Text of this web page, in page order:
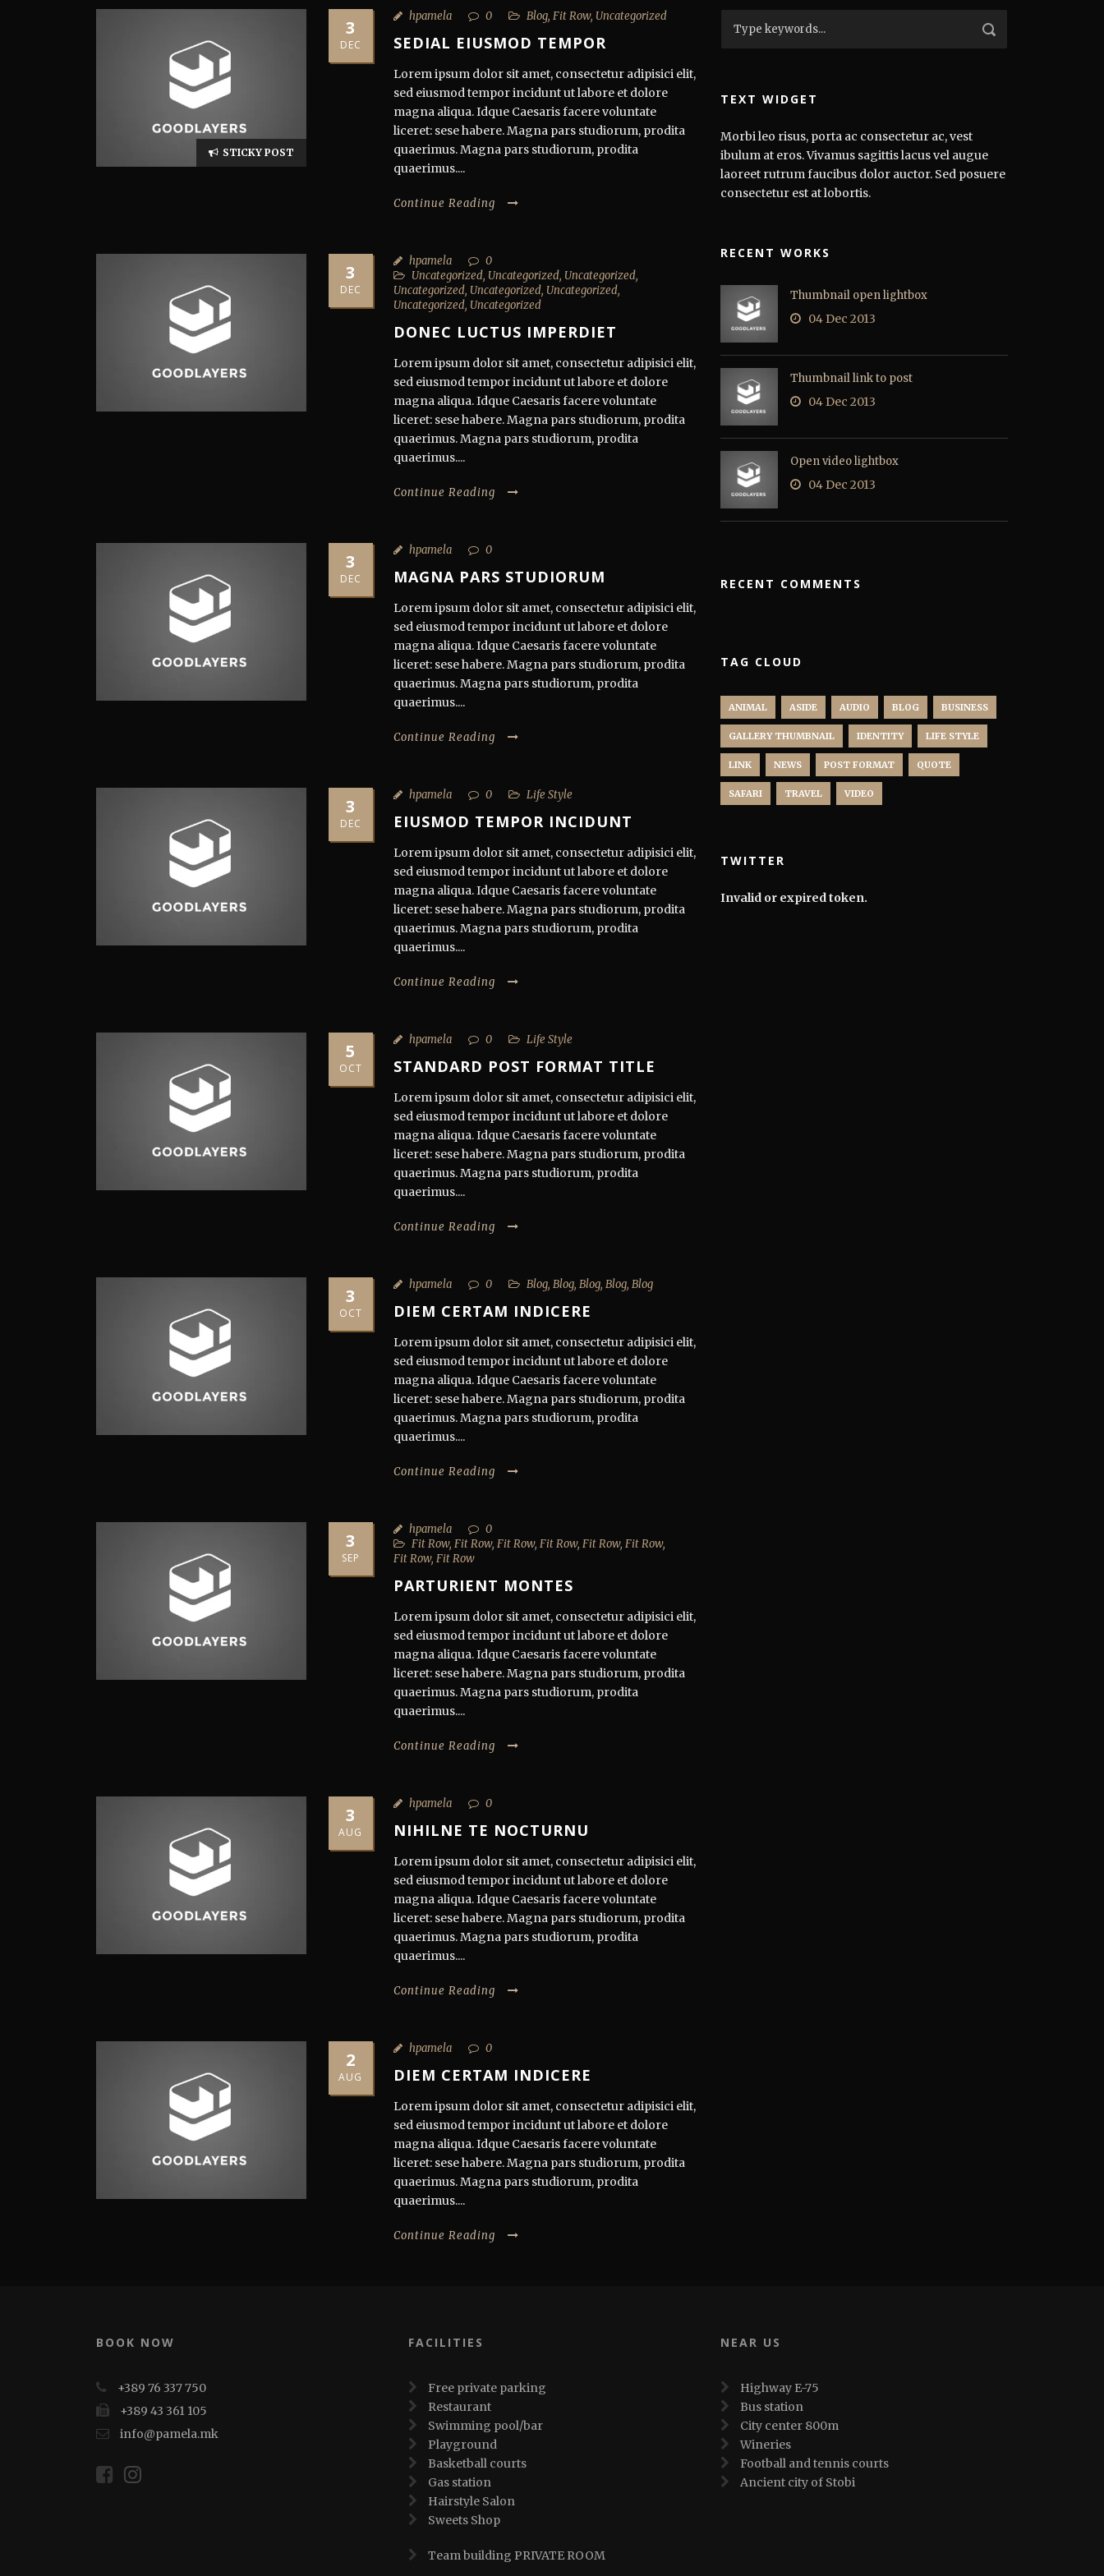
STICKY POST
3
DEC
hpamela 0 Blog, Fit Row, Uncategorized
SEDIAL EIUSMOD TEMPOR
Lorem ipsum dolor sit amet, consectetur adipisici elit,
sed eiusmod tempor incidunt ut labore et dolore
magna aliqua. Idque Caesaris facere voluntate
liceret: sese habere. Magna pars studiorum, prodita
quaerimus. Magna pars studiorum, prodita
quaerimus....
Continue Reading
3
DEC
hpamela
0
Uncategorized, Uncategorized, Uncategorized,
Uncategorized, Uncategorized, Uncategorized,
Uncategorized, Uncategorized
DONEC LUCTUS IMPERDIET
Lorem ipsum dolor sit amet, consectetur adipisici elit,
sed eiusmod tempor incidunt ut labore et dolore
magna aliqua. Idque Caesaris facere voluntate
liceret: sese habere. Magna pars studiorum, prodita
quaerimus. Magna pars studiorum, prodita
quaerimus....
Continue Reading
3
DEC
hpamela 0
MAGNA PARS STUDIORUM
Lorem ipsum dolor sit amet, consectetur adipisici elit,
sed eiusmod tempor incidunt ut labore et dolore
magna aliqua. Idque Caesaris facere voluntate
liceret: sese habere. Magna pars studiorum, prodita
quaerimus. Magna pars studiorum, prodita
quaerimus....
Continue Reading
3
DEC
hpamela 0 Life Style
EIUSMOD TEMPOR INCIDUNT
Lorem ipsum dolor sit amet, consectetur adipisici elit,
sed eiusmod tempor incidunt ut labore et dolore
magna aliqua. Idque Caesaris facere voluntate
liceret: sese habere. Magna pars studiorum, prodita
quaerimus. Magna pars studiorum, prodita
quaerimus....
Continue Reading
5
OCT
hpamela 0 Life Style
STANDARD POST FORMAT TITLE
Lorem ipsum dolor sit amet, consectetur adipisici elit,
sed eiusmod tempor incidunt ut labore et dolore
magna aliqua. Idque Caesaris facere voluntate
liceret: sese habere. Magna pars studiorum, prodita
quaerimus. Magna pars studiorum, prodita
quaerimus....
Continue Reading
3
OCT
hpamela 0 Blog, Blog, Blog, Blog, Blog
DIEM CERTAM INDICERE
Lorem ipsum dolor sit amet, consectetur adipisici elit,
sed eiusmod tempor incidunt ut labore et dolore
magna aliqua. Idque Caesaris facere voluntate
liceret: sese habere. Magna pars studiorum, prodita
quaerimus. Magna pars studiorum, prodita
quaerimus....
Continue Reading
3
SEP
hpamela
0
Fit Row, Fit Row, Fit Row, Fit Row, Fit Row, Fit Row,
Fit Row, Fit Row
PARTURIENT MONTES
Lorem ipsum dolor sit amet, consectetur adipisici elit,
sed eiusmod tempor incidunt ut labore et dolore
magna aliqua. Idque Caesaris facere voluntate
liceret: sese habere. Magna pars studiorum, prodita
quaerimus. Magna pars studiorum, prodita
quaerimus....
Continue Reading
3
AUG
hpamela 0
NIHILNE TE NOCTURNU
Lorem ipsum dolor sit amet, consectetur adipisici elit,
sed eiusmod tempor incidunt ut labore et dolore
magna aliqua. Idque Caesaris facere voluntate
liceret: sese habere. Magna pars studiorum, prodita
quaerimus. Magna pars studiorum, prodita
quaerimus....
Continue Reading
2
AUG
hpamela 0
DIEM CERTAM INDICERE
Lorem ipsum dolor sit amet, consectetur adipisici elit,
sed eiusmod tempor incidunt ut labore et dolore
magna aliqua. Idque Caesaris facere voluntate
liceret: sese habere. Magna pars studiorum, prodita
quaerimus. Magna pars studiorum, prodita
quaerimus....
Continue Reading
TEXT WIDGET
Morbi leo risus, porta ac consectetur ac, vest
ibulum at eros. Vivamus sagittis lacus vel augue
laoreet rutrum faucibus dolor auctor. Sed posuere
consectetur est at lobortis.
RECENT WORKS
Thumbnail open lightbox
04 Dec 2013
Thumbnail link to post
04 Dec 2013
Open video lightbox
04 Dec 2013
RECENT COMMENTS
TAG CLOUD
ANIMAL ASIDE AUDIO BLOG BUSINESS
GALLERY THUMBNAIL IDENTITY LIFE STYLE
LINK NEWS POST FORMAT QUOTE
SAFARI TRAVEL VIDEO
TWITTER
Invalid or expired token.
BOOK NOW
+389 76 337 750
+389 43 361 105
info@pamela.mk
FACILITIES
Free private parking
Restaurant
Swimming pool/bar
Playground
Basketball courts
Gas station
Hairstyle Salon
Sweets Shop
Team building PRIVATE ROOM
NEAR US
Highway E-75
Bus station
City center 800m
Wineries
Football and tennis courts
Ancient city of Stobi